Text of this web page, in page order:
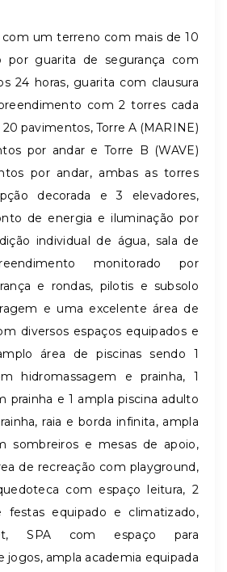
um terreno com mais de 10
por guarita de segurança com
24 horas, guarita com clausura
com 2 torres cada
pavimentos, Torre A (MARINE)
por andar e Torre B (WAVE)
por andar, ambas as torres
decorada e 3 elevadores,
de energia e iluminação por
individual de água, sala de
monitorado por
e rondas, pilotis e subsolo
e uma excelente área de
diversos espaços equipados e
área de piscinas sendo 1
hidromassagem e prainha, 1
prainha e 1 ampla piscina adulto
raia e borda infinita, ampla
sombreiros e mesas de apoio,
de recreação com playground,
com espaço leitura, 2
festas equipado e climatizado,
SPA com espaço para
jogos, ampla academia equipada